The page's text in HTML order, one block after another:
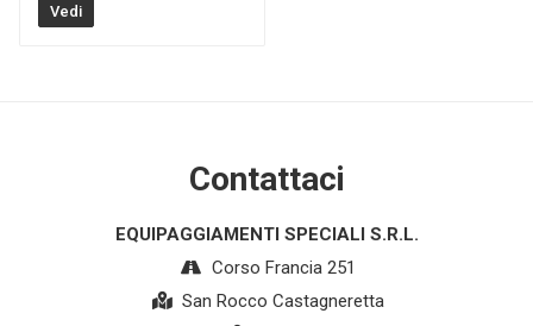
Vedi
Contattaci
EQUIPAGGIAMENTI SPECIALI S.R.L.
Corso Francia 251
San Rocco Castagneretta